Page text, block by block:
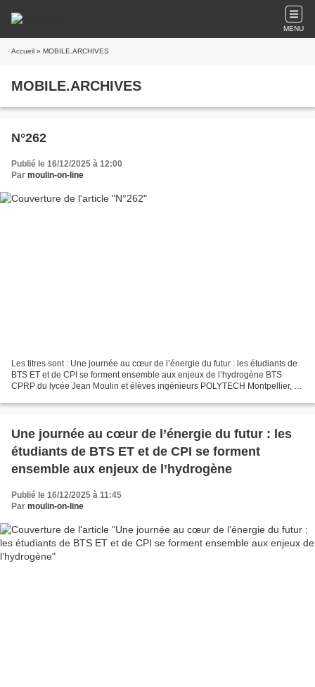
MENU
Accueil » MOBILE.ARCHIVES
MOBILE.ARCHIVES
N°262
Publié le 16/12/2025 à 12:00
Par moulin-on-line
Les titres sont : Une journée au cœur de l’énergie du futur : les étudiants de
BTS ET et de CPI se forment ensemble aux enjeux de l’hydrogène BTS
CPRP du lycée Jean Moulin et élèves ingénieurs POLYTECH Montpellier, un
Une journée au cœur de l’énergie du futur : les
étudiants de BTS ET et de CPI se forment
ensemble aux enjeux de l’hydrogène
Publié le 16/12/2025 à 11:45
Par moulin-on-line